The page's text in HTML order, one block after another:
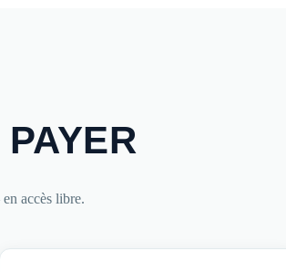
accès libre.